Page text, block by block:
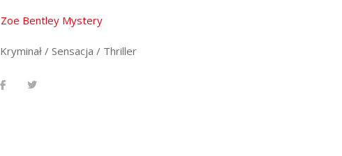
Zoe Bentley Mystery
Kryminał / Sensacja / Thriller